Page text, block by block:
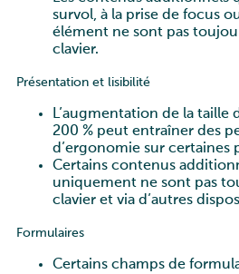
survol, à la prise de focus
élément ne sont pas
clavier.
Présentation et lisibilité
L’augmentation de la taille
200 % peut entraîner des
d’ergonomie sur certaines
Certains contenus
uniquement ne sont pas
clavier et via d’autres
Formulaires
Certains champs de